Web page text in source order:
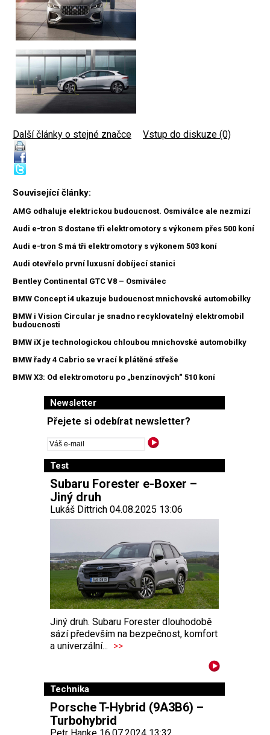
Další články o stejné značce Vstup do diskuze (0)
Související články:
AMG odhaluje elektrickou budoucnost. Osmiválce ale nezmizí
Audi e-tron S dostane tři elektromotory s výkonem přes 500 koní
Audi e-tron S má tři elektromotory s výkonem 503 koní
Audi otevřelo první luxusní dobíjecí stanici
Bentley Continental GTC V8 – Osmiválec
BMW Concept i4 ukazuje budoucnost mnichovské automobilky
BMW i Vision Circular je snadno recyklovatelný elektromobil
budoucnosti
BMW iX je technologickou chloubou mnichovské automobilky
BMW řady 4 Cabrio se vrací k plátěné střeše
BMW X3: Od elektromotoru po „benzínových“ 510 koní
Newsletter
Přejete si odebírat newsletter?
Test
Subaru Forester e-Boxer –
Jiný druh
Lukáš Dittrich 04.08.2025 13:06
Jiný druh. Subaru Forester dlouhodobě
sází především na bezpečnost, komfort
a univerzální... >>
Technika
Porsche T-Hybrid (9A3B6) –
Turbohybrid
Petr Hanke 16.07.2024 13:32